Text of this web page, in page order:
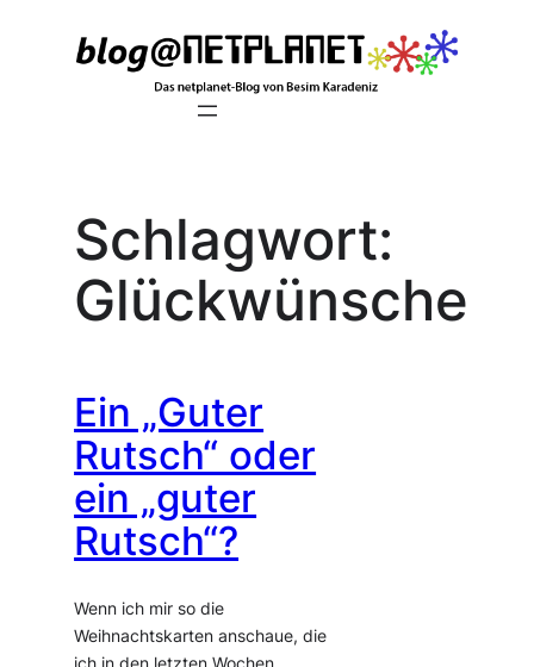
Schlagwort:
Glückwünsche
Ein „Guter
Rutsch“ oder
ein „guter
Rutsch“?
Wenn ich mir so die
Weihnachtskarten anschaue, die